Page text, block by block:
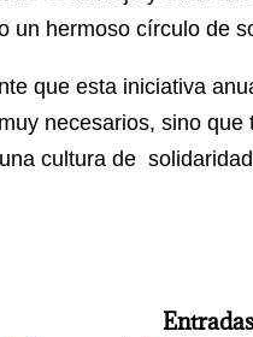
un hermoso círculo de
que esta iniciativa
necesarios, sino
cultura de